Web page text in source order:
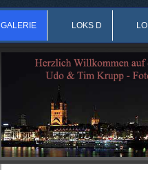
GALERIE LOKS D